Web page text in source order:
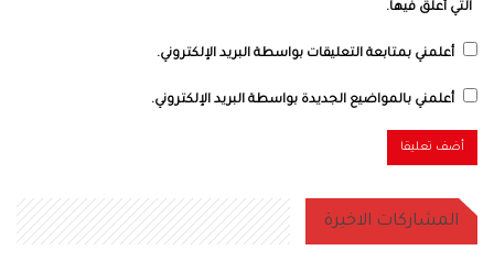
التي أعلق فيها.
أعلمني بمتابعة التعليقات بواسطة البريد الإلكتروني.
أعلمني بالمواضيع الجديدة بواسطة البريد الإلكتروني.
المشاركات الاخيرة